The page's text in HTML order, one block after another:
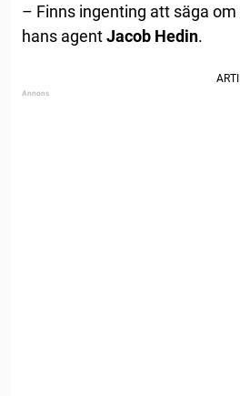
– Finns ingenting att säga
hans agentJacob Hedin.